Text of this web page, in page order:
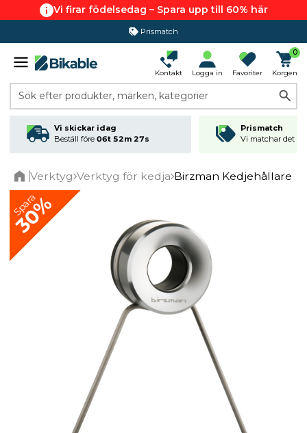
Vi firar födelsedag – Spara upp till 60% här
Prismatch
Kontakt Logga in Favoriter
0
Korgen
Sök efter produkter, märken, kategorier
Vi skickar idag
Beställ före 06t 52m 27s
Prismatch
Vi matchar det
Verktyg Verktyg för kedja Birzman Kedjehållare
Spara
30%